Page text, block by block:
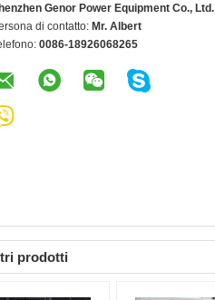
Genor Power Equipment Co., Ltd.
di contatto: Mr. Albert
0086-18926068265
prodotti